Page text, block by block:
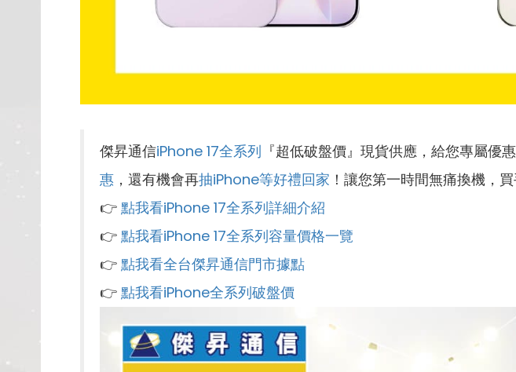
傑昇通信iPhone 17全系列 『超低破盤價』現貨供應，給您專屬優
惠 ，還有機會再抽iPhone等好禮回家 ！讓您第一時間無痛換機，買
👉 點我看iPhone 17全系列詳細介紹
👉 點我看iPhone 17全系列容量價格一覽
👉 點我看全台傑昇通信門市據點
👉 點我看iPhone全系列破盤價